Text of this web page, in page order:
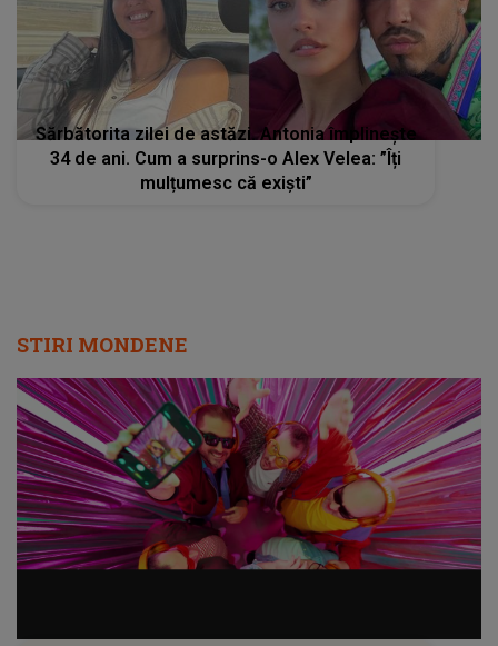
Sărbătorita zilei de astăzi. Antonia împlinește
34 de ani. Cum a surprins-o Alex Velea: ”Îți
mulțumesc că exiști”
STIRI MONDENE